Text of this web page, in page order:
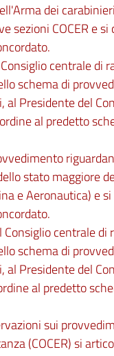
dei
sezioni COCER e
centrale di
schema di
Presidente del
al predetto
stato maggiore
e Aeronautica) e
centrale di
schema di
Presidente del
al predetto
sui
(COCER) si